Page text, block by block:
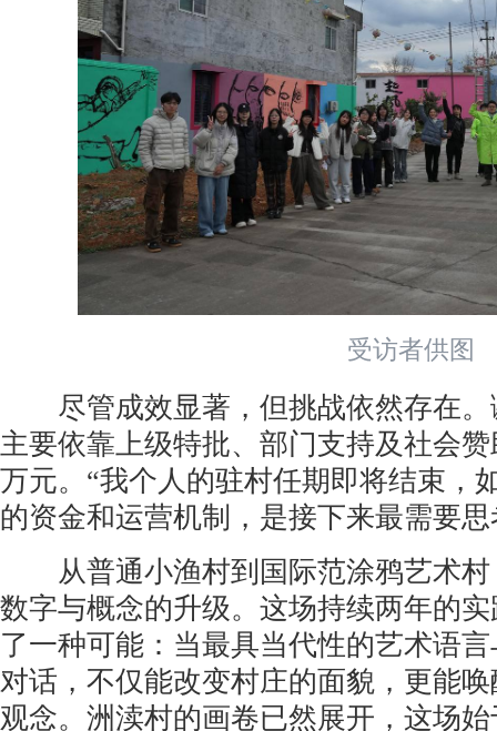
受访者供图
尽管成效显著，但挑战依然存在。
主要依靠上级特批、部门支持及社会
万元。“我个人的驻村任期即将结束，
的资金和运营机制，是接下来最需要
从普通小渔村到国际范涂鸦艺术村
数字与概念的升级。这场持续两年的
了一种可能：当最具当代性的艺术语
对话，不仅能改变村庄的面貌，更能
观念。洲渎村的画卷已然展开，这场